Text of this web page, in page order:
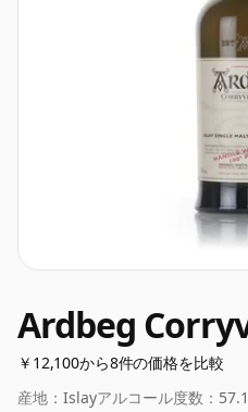
Ardbeg
￥12,100から8件の価格を比較
産地： Islayアルコール度数：